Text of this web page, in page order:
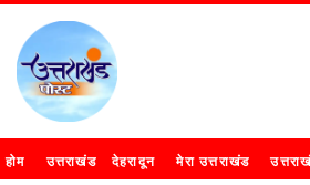
होम उत्तराखंड देहरादून मेरा उत्तराखंड